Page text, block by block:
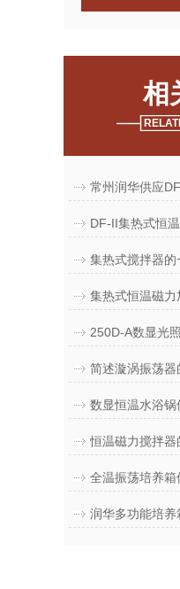
相
DF-II集热式恒
集热式搅拌器
250D-A数显光
简述漩涡振荡
恒温磁力搅拌
全温振荡培养箱
润华多功能培